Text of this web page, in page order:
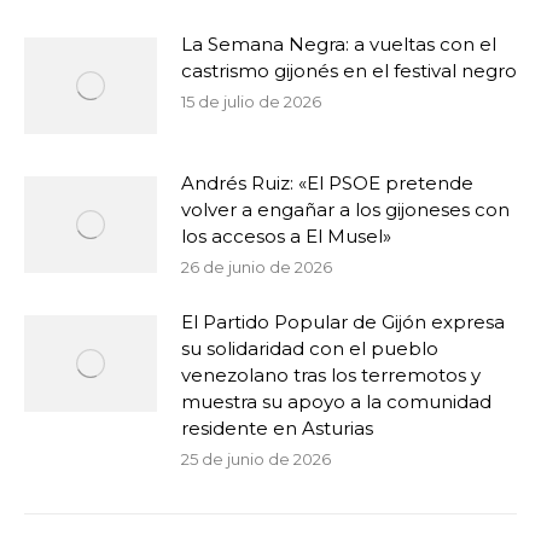
La Semana Negra: a vueltas con el
castrismo gijonés en el festival negro
15 de julio de 2026
Andrés Ruiz: «El PSOE pretende
volver a engañar a los gijoneses con
los accesos a El Musel»
26 de junio de 2026
El Partido Popular de Gijón expresa
su solidaridad con el pueblo
venezolano tras los terremotos y
muestra su apoyo a la comunidad
residente en Asturias
25 de junio de 2026